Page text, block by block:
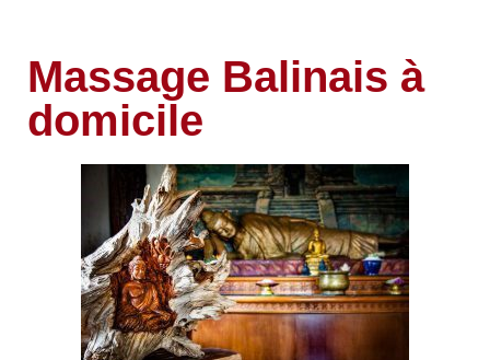
Massage Balinais à
domicile